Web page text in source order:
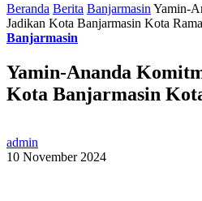
Beranda Berita Banjarmasin Yamin-
Jadikan Kota Banjarmasin Kota
Banjarmasin
Yamin-Ananda
Kota Banjarmasin
admin
10 November 2024